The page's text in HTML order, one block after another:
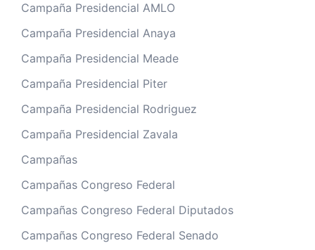
Campaña Presidencial AMLO
Campaña Presidencial Anaya
Campaña Presidencial Meade
Campaña Presidencial Piter
Campaña Presidencial Rodriguez
Campaña Presidencial Zavala
Campañas
Campañas Congreso Federal
Campañas Congreso Federal Diputados
Campañas Congreso Federal Senado